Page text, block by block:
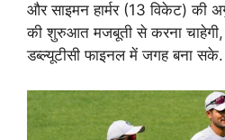
और साइमन हार्मर (13 विकेट) की
की शुरुआत मजबूती से करना चाहेगी,
डब्ल्यूटीसी फाइनल में जगह बना सके.